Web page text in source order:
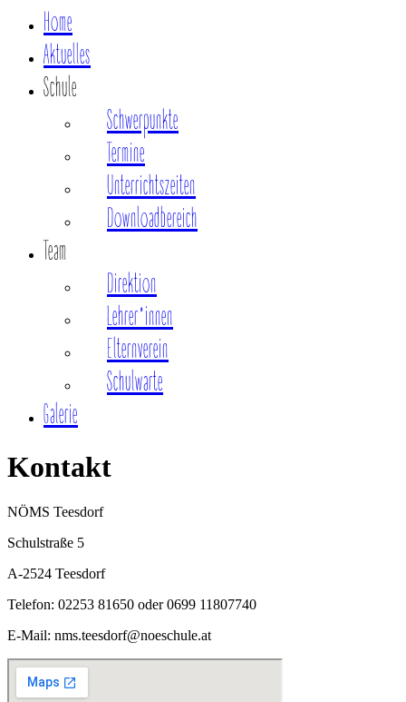
Home
Aktuelles
Schule
Schwerpunkte
Termine
Unterrichtszeiten
Downloadbereich
Team
Direktion
Lehrer*innen
Elternverein
Schulwarte
Galerie
Kontakt
NÖMS Teesdorf
Schulstraße 5
A-2524 Teesdorf
Telefon: 02253 81650 oder 0699 11807740
E-Mail: nms.teesdorf@noeschule.at